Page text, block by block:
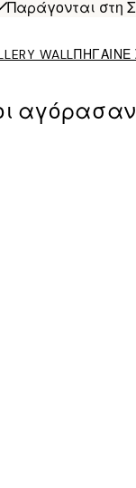
Παράγονται στη
WALLΠΗΓΑΙΝΕ
αγόρασαν